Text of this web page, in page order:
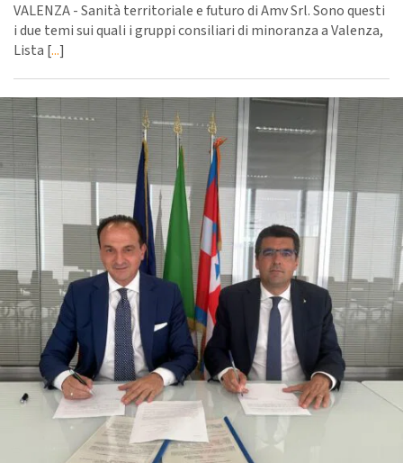
VALENZA - Sanità territoriale e futuro di Amv Srl. Sono questi
i due temi sui quali i gruppi consiliari di minoranza a Valenza,
Lista [...]